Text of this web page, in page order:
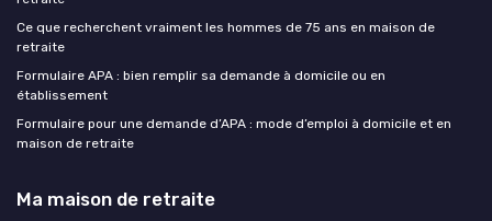
Ce que recherchent vraiment les hommes de 75 ans en maison de
retraite
Formulaire APA : bien remplir sa demande à domicile ou en
établissement
Formulaire pour une demande d’APA : mode d’emploi à domicile et en
maison de retraite
Ma maison de retraite